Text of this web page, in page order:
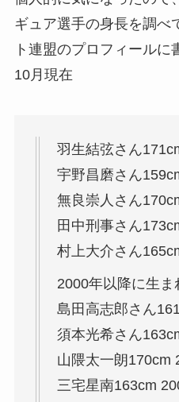
ギュア選手の身長を調べ
ト連盟のプロフィール
10月現在
羽生結弦さん
宇野昌磨さん
無良崇人さん
田中刑事さん
村上大介さん
2000年以降に生ま
島田高志郎さん
須本光希さん
山隈太一朗170cm
三宅星南163cm